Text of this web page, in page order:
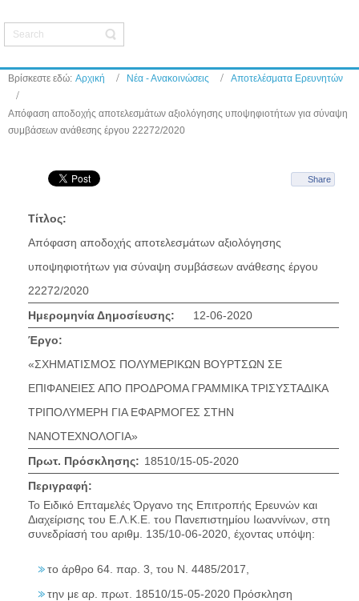
Βρίσκεστε εδώ: Αρχική Νέα - Ανακοινώσεις Αποτελέσματα Ερευνητών
Απόφαση αποδοχής αποτελεσμάτων αξιολόγησης υποψηφιοτήτων για σύναψη
συμβάσεων ανάθεσης έργου 22272/2020
Share
Τίτλος:
Απόφαση αποδοχής αποτελεσμάτων αξιολόγησης
υποψηφιοτήτων για σύναψη συμβάσεων ανάθεσης έργου
22272/2020
Ημερομηνία Δημοσίευσης:
12-06-2020
Έργο:
«ΣΧΗΜΑΤΙΣΜΟΣ ΠΟΛΥΜΕΡΙΚΩΝ ΒΟΥΡΤΣΩΝ ΣΕ
ΕΠΙΦΑΝΕΙΕΣ ΑΠΟ ΠΡΟΔΡΟΜΑ ΓΡΑΜΜΙΚΑ ΤΡΙΣΥΣΤΑΔΙΚΑ
ΤΡΙΠΟΛΥΜΕΡΗ ΓΙΑ ΕΦΑΡΜΟΓΕΣ ΣΤΗΝ
ΝΑΝΟΤΕΧΝΟΛΟΓΙΑ»
Πρωτ. Πρόσκλησης: 18510/15-05-2020
Περιγραφή:
Το Ειδικό Επταμελές Όργανο της Επιτροπής Ερευνών και
Διαχείρισης του Ε.Λ.Κ.Ε. του Πανεπιστημίου Ιωαννίνων, στη
συνεδρίασή του αριθμ. 135/10-06-2020, έχοντας υπόψη:
το άρθρο 64. παρ. 3, του Ν. 4485/2017,
την με αρ. πρωτ. 18510/15-05-2020 Πρόσκληση